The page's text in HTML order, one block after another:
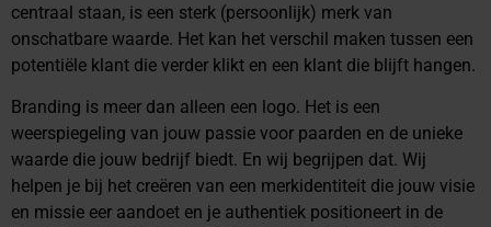
centraal staan, is een sterk (persoonlijk) merk van
onschatbare waarde. Het kan het verschil maken tussen een
potentiële klant die verder klikt en een klant die blijft hangen.
Branding is meer dan alleen een logo. Het is een
weerspiegeling van jouw passie voor paarden en de unieke
waarde die jouw bedrijf biedt. En wij begrijpen dat. Wij
helpen je bij het creëren van een merkidentiteit die jouw visie
en missie eer aandoet en je authentiek positioneert in de